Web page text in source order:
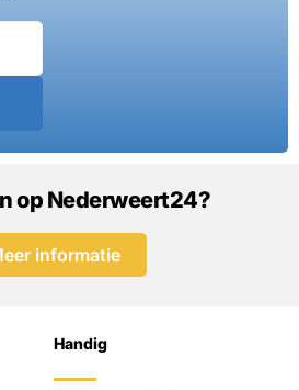
op Nederweert24?
informatie
Handig